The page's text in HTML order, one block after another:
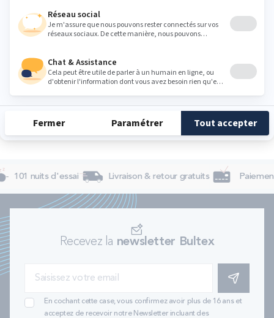
Jeudi
Vendredi 09:30 - 12:00 14:00 - 19:00
Samedi
Dimanche Fermé
101 nuits d'essai Livraison & retour gratuits
Recevez la newsletter Bultex
S'INSCRIRE
En cochant cette case, vous confirmez avoir plus de 16 ans et
acceptez de recevoir notre Newsletter incluant des